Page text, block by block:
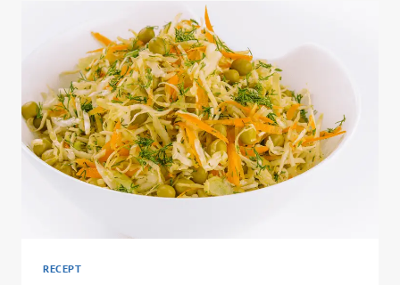
RECEPT